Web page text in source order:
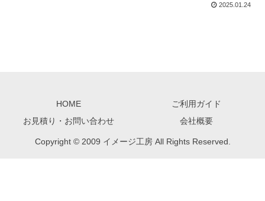
2025.01.24
HOME
ご利用ガイド
お見積り・お問い合わせ
会社概要
Copyright © 2009 イメージ工房 All Rights Reserved.